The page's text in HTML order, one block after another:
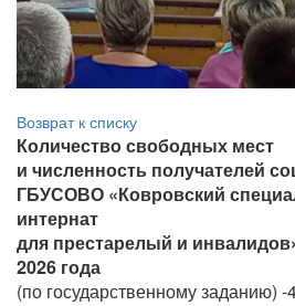
Возврат к списку
Количество свободных мест
и численность получателей
ГБУСОВО «Ковровский
интернат
для престарелый и
2026 года
(по государственному заданию) -